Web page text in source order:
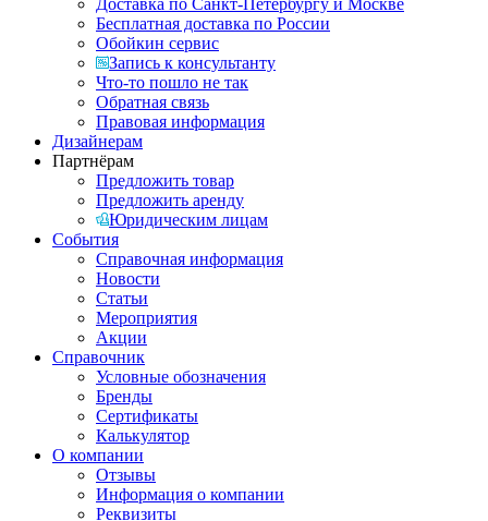
Доставка по Санкт-Петербургу и Москве
Бесплатная доставка по России
Обойкин сервис
Запись к консультанту
Что-то пошло не так
Обратная связь
Правовая информация
Дизайнерам
Партнёрам
Предложить товар
Предложить аренду
Юридическим лицам
События
Справочная информация
Новости
Статьи
Мероприятия
Акции
Справочник
Условные обозначения
Бренды
Сертификаты
Калькулятор
О компании
Отзывы
Информация о компании
Реквизиты